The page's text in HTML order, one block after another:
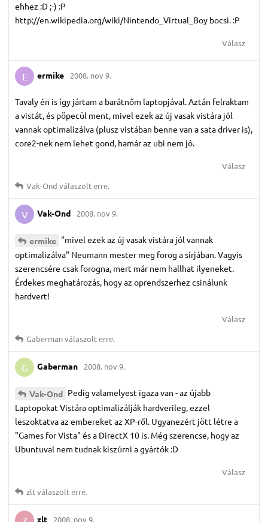
ehhez :D ;-) :P
http://en.wikipedia.org/wiki/Nintendo_Virtual_Boy bocsi. :P
Válasz
E ermike 2008. nov 9.
Tavaly én is így jártam a barátnőm laptopjával. Aztán felraktam
a vistát, és pöpecül ment, mivel ezek az új vasak vistára jól
vannak optimalizálva (plusz vistában benne van a sata driver is),
core2-nek nem lehet gond, hamár az ubi nem jó.
Válasz
Vak-Ond válaszolt erre.
V Vak-Ond 2008. nov 9.
ermike "mivel ezek az új vasak vistára jól vannak
optimalizálva" Neumann mester meg forog a sírjában. Vagyis
szerencsére csak forogna, mert már nem hallhat ilyeneket.
Érdekes meghatározás, hogy az oprendszerhez csinálunk
hardvert!
Válasz
Gabermanválaszolt erre.
G Gaberman 2008. nov 9.
Vak-Ond Pedig valamelyest igaza van - az újabb
Laptopokat Vistára optimalizálják hardverileg, ezzel
leszoktatva az embereket az XP-ről. Ugyanezért jött létre a
"Games for Vista" és a DirectX 10 is. Még szerencse, hogy az
Ubuntuval nem tudnak kiszúrni a gyártók :D
Válasz
zltválaszolt erre.
zlt 2008. nov 9.